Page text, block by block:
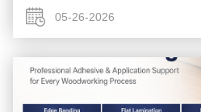
końcowych z Chile, Hondurasu, ...
05-26-2026